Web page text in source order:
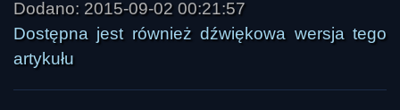
Dodano: 2015-09-02 00:21:57
Dostępna jest również dźwiękowa wersja tego
artykułu